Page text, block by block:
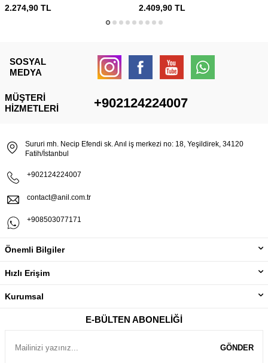
2.274,90 TL 2.409,90TL
SOSYAL
MEDYA
MÜŞTERI
HIZMETLERI
+902124224007
Sururi mh. Necip Efendi sk. Anıl iş merkezi no: 18, Yeşildirek, 34120
Fatih/İstanbul
+902124224007
contact@anil.com.tr
+908503077171
Önemli Bilgiler
Hızlı Erişim
Kurumsal
E-BÜLTEN ABONELIĞI
GÖNDER